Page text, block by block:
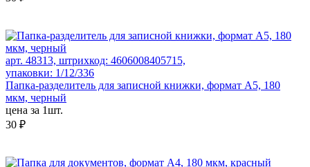
арт. 48313, штрихкод: 4606008405715,
упаковки: 1/12/336
Папка-разделитель для записной книжки, формат А5, 180
мкм, черный
цена за 1шт.
30 ₽